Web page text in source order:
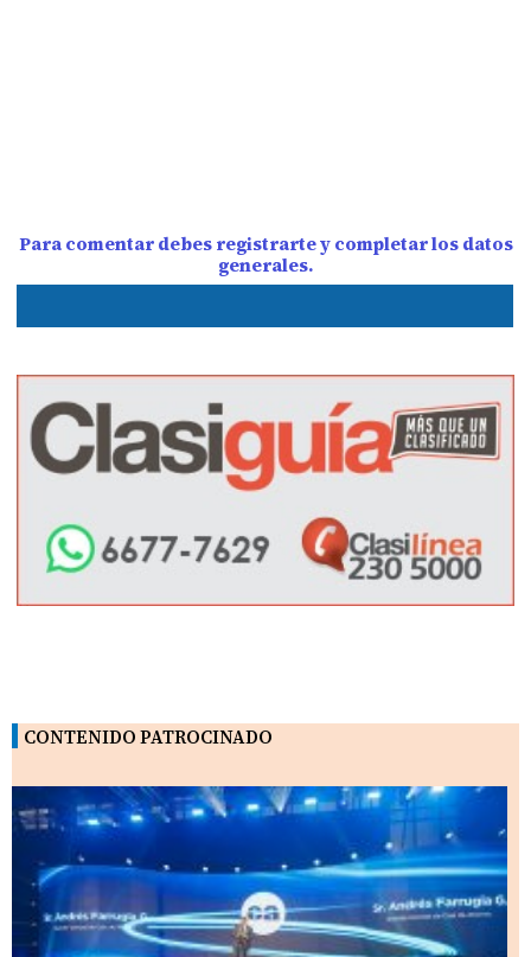
Para comentar debes registrarte y completar los datos
generales.
CONTENIDO PATROCINADO